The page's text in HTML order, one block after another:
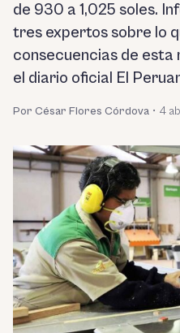
de 930 a 1,025 soles.
tres expertos sobre lo
consecuencias de esta
el diario oficial El
Por César Flores Córdova • 4